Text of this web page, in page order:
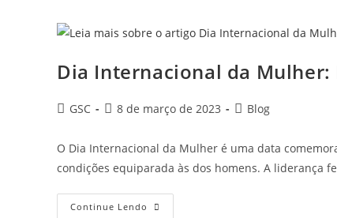
Dia Internacional da
GSC 8 de março de 2023 Blog
O Dia Internacional da Mulher é uma data
condições equiparada às dos homens. A liderança
Continue Lendo